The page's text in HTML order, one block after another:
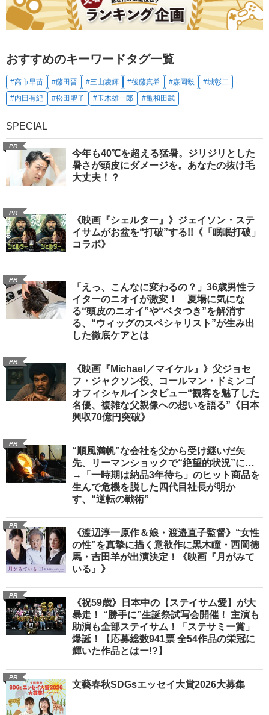
おすすめのキーワードタグ一覧
#高市早苗 #藤田晋 #三山凌輝 #後藤真希 #森岡毅
#城彰二
#内田有紀
#松田聖子 #玉木雄一郎 #亀和田武
SPECIAL
PR
今年も40℃を超える猛暑。ジリジリとした
暑さが頭皮にダメージを。あなたの抜け毛
大丈夫！？
PR
《映画『シェルター』》ジェイソン・ステ
イサムがお盆を“打破”する!!《「眠眠打破」
コラボ》
PR
「えっ、こんなに変わるの？」36歳男性ラ
イターのニオイが激変！ 夏場に気にな
る“頭皮のニオイ”や“ベタつき”を解消す
る、“ウィッグのスペシャリスト”が生み出
した徹底ケアとは
PR
《映画『Michael／マイケル』》父ジョセ
フ・ジャクソン役、コールマン・ドミンゴ
オフィシャルインタビュー“観客を魅了した
名優、複雑な父親像への想いを語る”《日本
興収70億円突破》
PR
“順風満帆”な会社を父から受け継いだ矢
先、リーマンショックで“絶望的状況”に…
→「一時期は納品3年待ち」のヒット商品を
生んで危機を脱した四代目社長が明か
す、“逆転の戦術”
PR
《渡辺淳一原作＆娘・渡邉直子監督》“女性
の性”を真摯に描く意欲作に黒木瞳・西岡德
馬・吉田羊が出演決定！《映画『月がみて
いる』》
PR
《祝59歳》日本中の【ステイサム愛】が大
暴走！ “勝手に”生誕祭試写会開催！ 主演も
助演も全部ステイサム！「ステサミー賞」
爆誕！【応募総数941票 全54作品の栄冠に
輝いた作品とはー!?】
PR
文藝春秋SDGsエッセイ大賞2026大募集